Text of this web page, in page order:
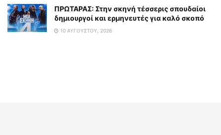
ΠΡΩΤΑΡΑΣ: Στην σκηνή τέσσερις σπουδαίοι
δημιουργοί και ερμηνευτές για καλό σκοπό
10 ΑΥΓΟΎΣΤΟΥ, 2026